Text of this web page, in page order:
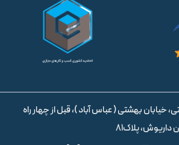
خیابان بهشتی ( عباس آباد )، قبل از چهار راه
داریوش، پلاک81